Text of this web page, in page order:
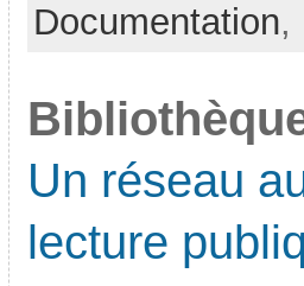
Documentation,
Un réseau
lecture